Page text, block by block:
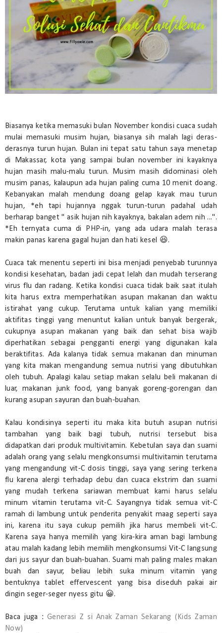
Biasanya ketika memasuki bulan November kondisi cuaca sudah
mulai memasuki musim hujan, biasanya sih malah lagi deras-
derasnya turun hujan. Bulan ini tepat satu tahun saya menetap
di Makassar, kota yang sampai bulan november ini kayaknya
hujan masih malu-malu turun. Musim masih didominasi oleh
musim panas, kalaupun ada hujan paling cuma 10 menit doang.
Kebanyakan malah mendung doang gelap kayak mau turun
hujan, *eh tapi hujannya nggak turun-turun padahal udah
berharap banget " asik hujan nih kayaknya, bakalan adem nih ...".
*Eh ternyata cuma di PHP-in, yang ada udara malah terasa
makin panas karena gagal hujan dan hati kesel 😆.
Cuaca tak menentu seperti ini bisa menjadi penyebab turunnya
kondisi kesehatan, badan jadi cepat lelah dan mudah terserang
virus flu dan radang. Ketika kondisi cuaca tidak baik saat itulah
kita harus extra memperhatikan asupan makanan dan waktu
istirahat yang cukup. Terutama untuk kalian yang memiliki
aktifitas tinggi yang menuntut kalian untuk banyak bergerak,
cukupnya asupan makanan yang baik dan sehat bisa wajib
diperhatikan sebagai pengganti energi yang digunakan kala
beraktifitas. Ada kalanya tidak semua makanan dan minuman
yang kita makan mengandung semua nutrisi yang dibutuhkan
oleh tubuh. Apalagi kalau setiap makan selalu beli makanan di
luar, makanan junk food, yang banyak goreng-gorengan dan
kurang asupan sayuran dan buah-buahan.
Kalau kondisinya seperti itu maka kita butuh asupan nutrisi
tambahan yang baik bagi tubuh, nutrisi tersebut bisa
didapatkan dari produk multivitamin. Kebetulan saya dan suami
adalah orang yang selalu mengkonsumsi multivitamin terutama
yang mengandung vit-C dosis tinggi, saya yang sering terkena
flu karena alergi terhadap debu dan cuaca ekstrim dan suami
yang mudah terkena sariawan membuat kami harus selalu
minum vitamin terutama vit-C. Sayangnya tidak semua vit-C
ramah di lambung untuk penderita penyakit maag seperti saya
ini, karena itu saya cukup pemilih jika harus membeli vit-C.
Karena saya hanya memilih yang kira-kira aman bagi lambung
atau malah kadang lebih memilih mengkonsumsi Vit-C langsung
dari jus sayur dan buah-buahan. Suami mah paling males makan
buah dan sayur, beliau lebih suka minum vitamin yang
bentuknya tablet effervescent yang bisa diseduh pakai air
dingin seger-seger nyess gitu 😀.
Baca juga :Generasi Z si Anak Zaman Sekarang (Kids Zaman
Now)